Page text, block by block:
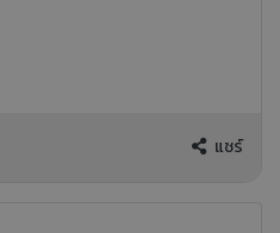
แชร์